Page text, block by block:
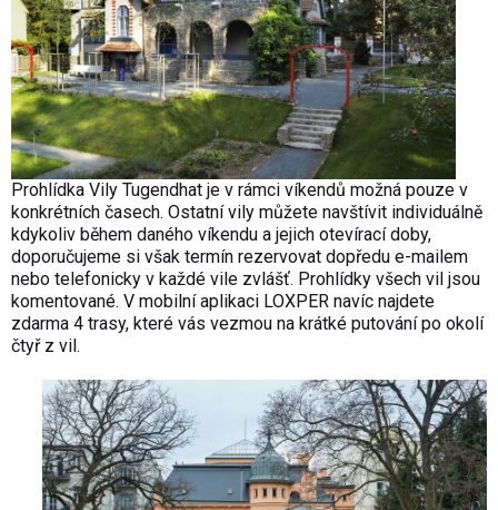
Prohlídka Vily Tugendhat je v rámci víkendů možná pouze v
konkrétních časech. Ostatní vily můžete navštívit individuálně
kdykoliv během daného víkendu a jejich otevírací doby,
doporučujeme si však termín rezervovat dopředu e-mailem
nebo telefonicky v každé vile zvlášť. Prohlídky všech vil jsou
komentované. V mobilní aplikaci LOXPER navíc najdete
zdarma 4 trasy, které vás vezmou na krátké putování po okolí
čtyř z vil.